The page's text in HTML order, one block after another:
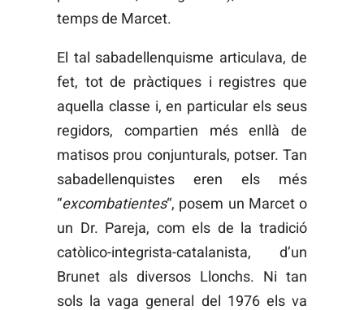
temps de Marcet.
El tal sabadellenquisme articulava, de
fet, tot de pràctiques i registres que
aquella classe i, en particular els seus
regidors, compartien més enllà de
matisos prou conjunturals, potser. Tan
sabadellenquistes eren els més
“excombatientes“, posem un Marcet o
un Dr. Pareja, com els de la tradició
catòlico-integrista-catalanista, d’un
Brunet als diversos Llonchs. Ni tan
sols la vaga general del 1976 els va